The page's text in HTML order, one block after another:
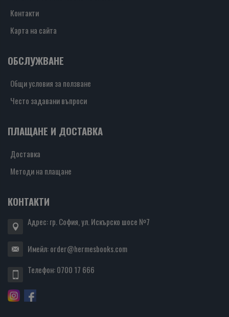
Контакти
Карта на сайта
ОБСЛУЖВАНЕ
Общи условия за ползване
Често задавани въпроси
ПЛАЩАНЕ И ДОСТАВКА
Доставка
Методи на плащане
КОНТАКТИ
Адрес: гр. София, ул. Искърско шосе №7
Имейл:order@hermesbooks.com
Телефон:0700 17 666